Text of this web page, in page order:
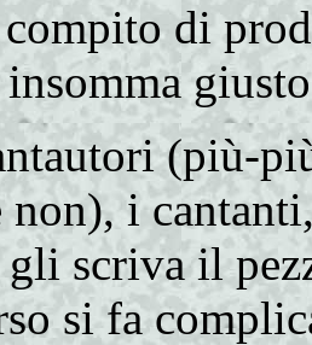
di
insomma
(più-
i
gli scriva il
si fa